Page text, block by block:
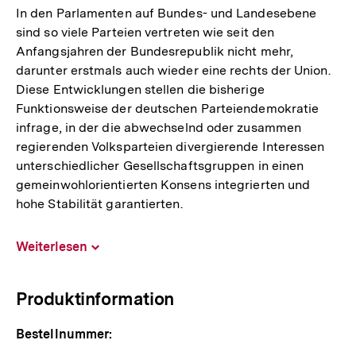
In den Parlamenten auf Bundes- und Landesebene
sind so viele Parteien vertreten wie seit den
Anfangsjahren der Bundesrepublik nicht mehr,
darunter erstmals auch wieder eine rechts der Union.
Diese Entwicklungen stellen die bisherige
Funktionsweise der deutschen Parteiendemokratie
infrage, in der die abwechselnd oder zusammen
regierenden Volksparteien divergierende Interessen
unterschiedlicher Gesellschaftsgruppen in einen
gemeinwohlorientierten Konsens integrierten und
hohe Stabilität garantierten.
Weiterlesen
Produktinformation
Bestellnummer: